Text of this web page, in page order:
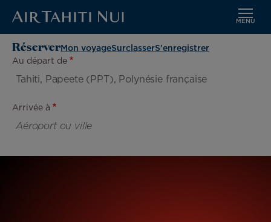
contenu
principal
MENU
Réserver Mon voyageSurclasserS'enregistrer
Au départ de
Arrivée à